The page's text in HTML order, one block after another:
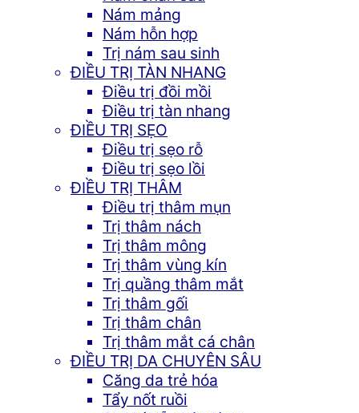
Nám mảng
Nám hỗn hợp
Trị nám sau sinh
ĐIỀU TRỊ TÀN NHANG
Điều trị đồi mồi
Điều trị tàn nhang
ĐIỀU TRỊ SẸO
Điều trị sẹo rỗ
Điều trị sẹo lồi
ĐIỀU TRỊ THÂM
Điều trị thâm mụn
Trị thâm nách
Trị thâm mông
Trị thâm vùng kín
Trị quầng thâm mắt
Trị thâm gối
Trị thâm chân
Trị thâm mắt cá chân
ĐIỀU TRỊ DA CHUYÊN SÂU
Căng da trẻ hóa
Tẩy nốt ruồi